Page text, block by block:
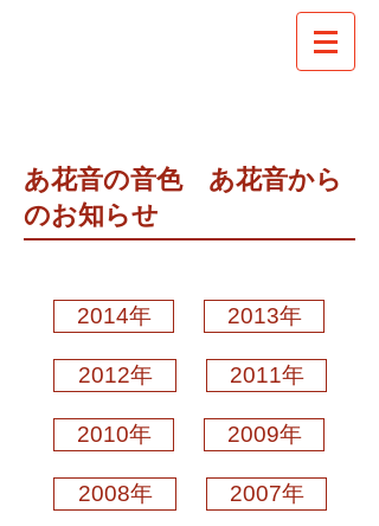
あ花音の音色 あ花音から
のお知らせ
2014年
2012年
2010年
2008年
2013年
2011年
2009年
2007年